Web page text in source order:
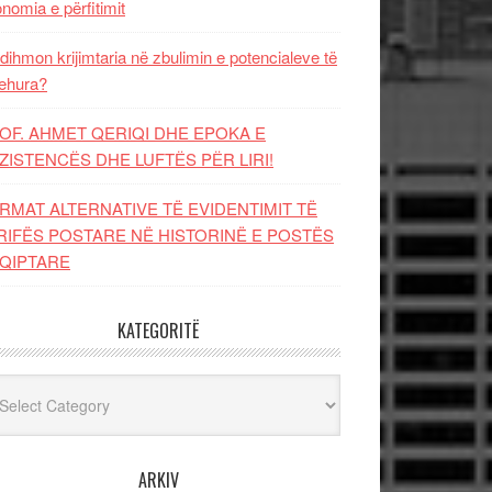
e përfitimit
krijimtaria në zbulimin e potencialeve të
AHMET QERIQI DHE EPOKA E
DHE LUFTЁS PЁR LIRI!
ALTERNATIVE TË EVIDENTIMIT TË
POSTARE NË HISTORINË E POSTËS
KATEGORITË
ARKIV